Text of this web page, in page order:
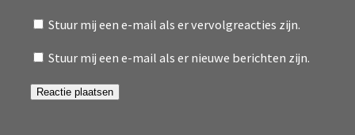
Stuur mij een e-mail als er vervolgreacties zijn.
Stuur mij een e-mail als er nieuwe berichten zijn.